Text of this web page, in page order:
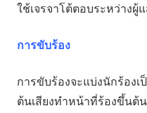
ใช้เจรจาโต้ตอบระหว่างผู้
การขับร้อง
การขับร้องจะแบ่งนักร้อง
ต้นเสียงทำหน้าที่ร้องขึ้นต้